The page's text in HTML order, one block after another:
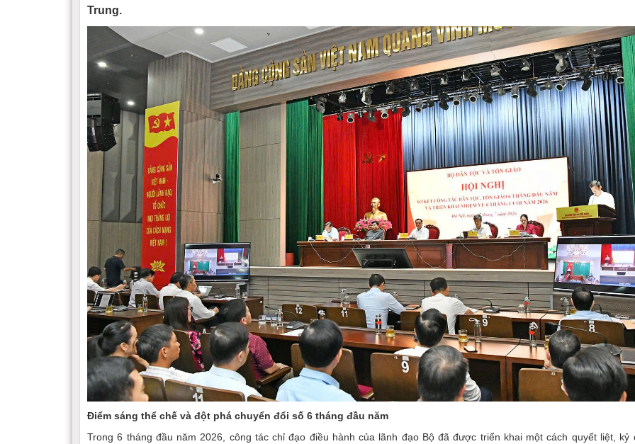
Trung.
Điểm sáng thể chế và đột phá chuyển đổi số 6 tháng đầu năm
Trong 6 tháng đầu năm 2026, công tác chỉ đạo điều hành của lãnh đạo Bộ đã được triển khai một cách quyết liệt, kỷ